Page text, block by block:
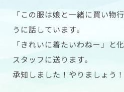
「この服は娘と一緒に買い物
うに話しています。
「きれいに着たいわねー」と
スタッフに送ります。
承知しました！やりましょう！